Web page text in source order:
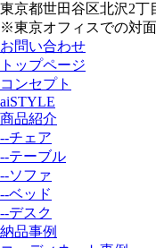
東京都世田谷区北沢2丁
※東京オフィスでの対
お問い合わせ
トップページ
コンセプト
aiSTYLE
商品紹介
--チェア
--テーブル
--ソファ
--ベッド
--デスク
納品事例